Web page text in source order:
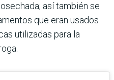
así también se
que eran usados
utilizadas para la